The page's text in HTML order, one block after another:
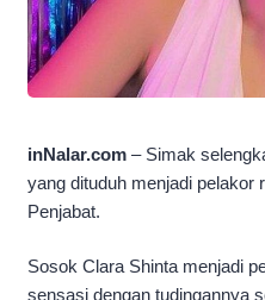
inNalar.com – Simak
yang dituduh menjadi pelakor
Penjabat.
Sosok Clara Shinta menjadi
sensasi dengan tudingannya